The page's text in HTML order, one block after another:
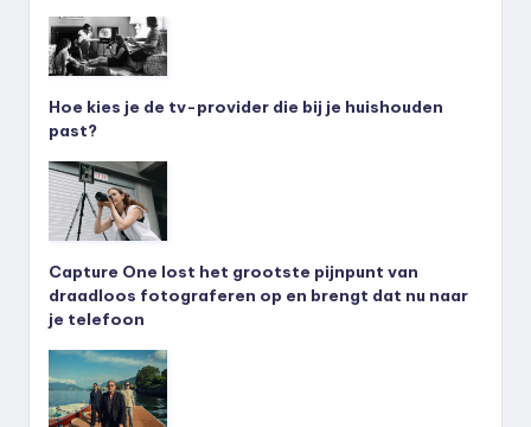
Hoe kies je de tv-provider die bij je huishouden
past?
Capture One lost het grootste pijnpunt van
draadloos fotograferen op en brengt dat nu naar
je telefoon